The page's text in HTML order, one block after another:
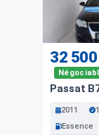
32 500
Passat
2011
Essence